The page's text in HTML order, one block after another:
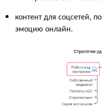
контент для соцсетей,
эмоцию онлайн.